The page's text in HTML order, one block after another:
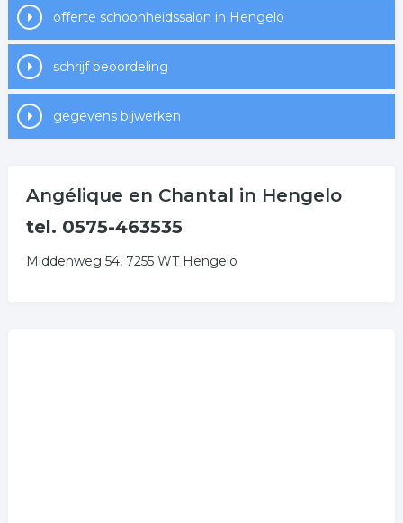
offerte schoonheidssalon in Hengelo
schrijf beoordeling
gegevens bijwerken
Angélique en Chantal in Hengelo
tel. 0575-463535
Middenweg 54, 7255 WT Hengelo